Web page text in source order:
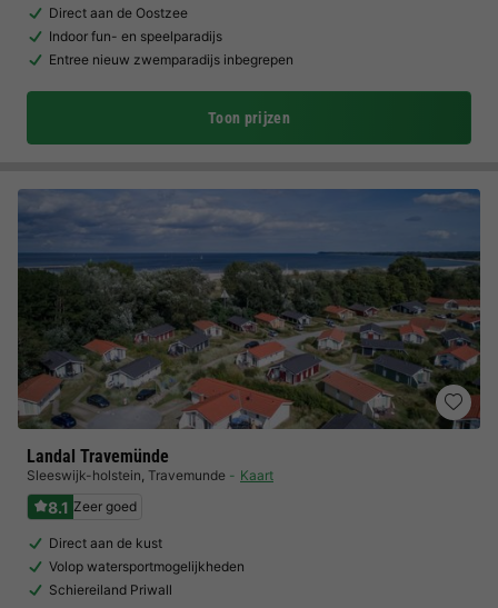
Direct aan de Oostzee
Indoor fun- en speelparadijs
Entree nieuw zwemparadijs inbegrepen
Toon prijzen
Landal Travemünde
Sleeswijk-holstein, Travemunde Kaart
8.1 Zeer goed
Direct aan de kust
Volop watersportmogelijkheden
Schiereiland Priwall